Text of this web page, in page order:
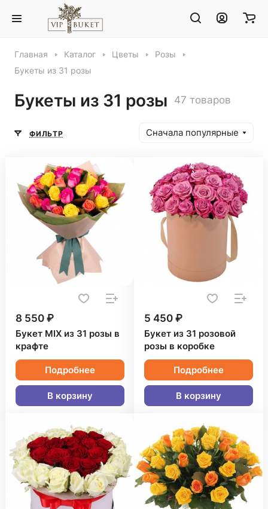
Главная Каталог Цветы
Розы
Букеты из 31 розы
Букеты из 31 розы 47 товаров
ФИЛЬТР Сначала популярные
8 550 ₽
Букет MIX из 31 розы в
крафте
Подробнее
В корзину
5 450 ₽
Букет из 31 розовой
розы в коробке
Подробнее
В корзину